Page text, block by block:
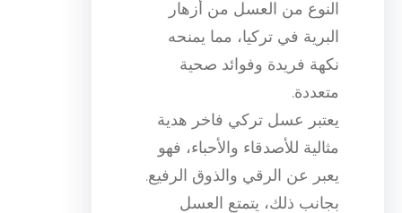
النوع من العسل من أزهار
البرية في تركيا، مما يمنحه
نكهة فريدة وفوائد صحية
متعددة.
يعتبر عسل تركي فاخر هدية
مثالية للأصدقاء والأحباء، فهو
يعبر عن الرقي والذوق الرفيع.
بجانب ذلك، يتمتع العسل